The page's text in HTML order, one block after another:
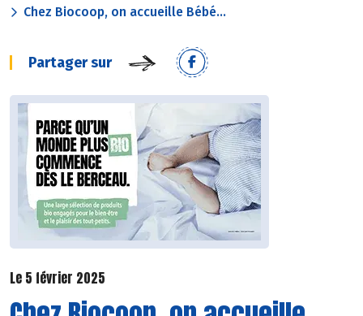
Chez Biocoop, on accueille Bébé...
Partager sur
Le 5 février 2025